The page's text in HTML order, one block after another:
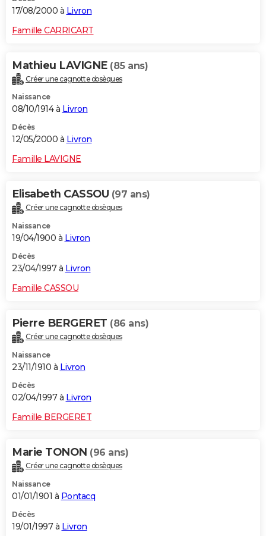
17/08/2000 à Livron
Famille CARRICART
Mathieu LAVIGNE (85 ans)
Créer une cagnotte obsèques
Naissance
08/10/1914 à Livron
Décès
12/05/2000 à Livron
Famille LAVIGNE
Elisabeth CASSOU (97 ans)
Créer une cagnotte obsèques
Naissance
19/04/1900 à Livron
Décès
23/04/1997 à Livron
Famille CASSOU
Pierre BERGERET (86 ans)
Créer une cagnotte obsèques
Naissance
23/11/1910 à Livron
Décès
02/04/1997 à Livron
Famille BERGERET
Marie TONON (96 ans)
Créer une cagnotte obsèques
Naissance
01/01/1901 à Pontacq
Décès
19/01/1997 à Livron